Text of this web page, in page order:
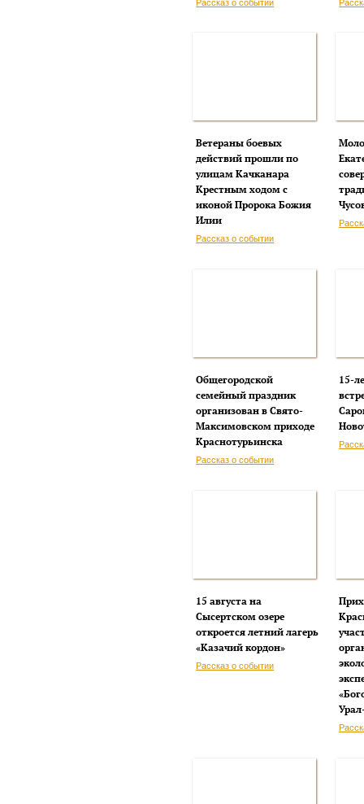
Рассказ о событии
Ветераны боевых
действий прошли по
улицам Качканара
Крестным ходом с
иконой Пророка Божия
Илии
Рассказ о событии
Общегородской
семейный праздник
организован в Свято-
Максимовском приходе
Краснотурьинска
Рассказ о событии
15-
15 августа на
Сысертском озере
откроется летний лагерь
«Казачий кордон»
Рассказ о событии